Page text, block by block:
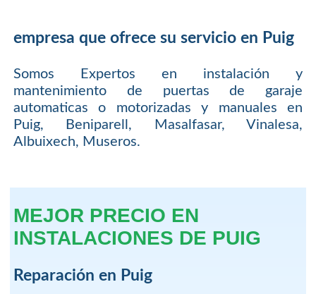
empresa que ofrece su servicio en Puig
Somos Expertos en instalación y
mantenimiento de puertas de garaje
automaticas o motorizadas y manuales en
Puig, Beniparell, Masalfasar, Vinalesa,
Albuixech, Museros.
MEJOR PRECIO EN
INSTALACIONES DE PUIG
Reparación en Puig